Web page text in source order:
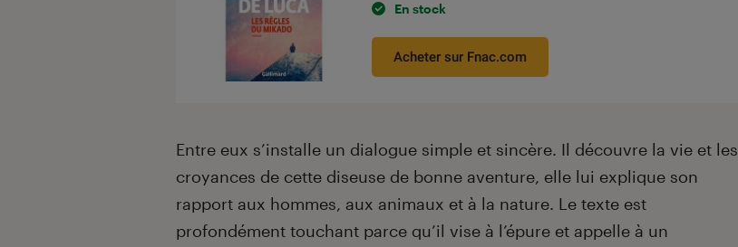
En stock
Acheter sur Fnac.com
Entre eux s’installe un dialogue simple et sincère. Il découvre la vie et les
croyances de cette diseuse de bonne aventure, elle lui explique son
rapport aux hommes, aux animaux et à la nature. Le texte est
profondément touchant parce qu’il vise à l’épure et appelle à un